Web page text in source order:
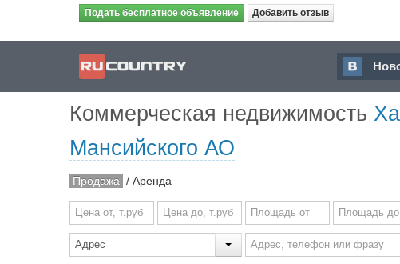
Подать бесплатное объявление Добавить отзыв
Коммерческая недвижимость
Мансийского АО
Продажа / Аренда